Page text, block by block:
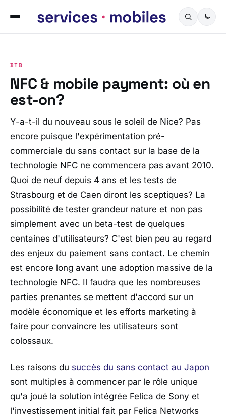
BTB
NFC & mobile payment: où en
est-on?
Y-a-t-il du nouveau sous le soleil de Nice? Pas
encore puisque l'expérimentation pré-
commerciale du sans contact sur la base de la
technologie NFC ne commencera pas avant 2010.
Quoi de neuf depuis 4 ans et les tests de
Strasbourg et de Caen diront les sceptiques? La
possibilité de tester grandeur nature et non pas
simplement avec un beta-test de quelques
centaines d'utilisateurs? C'est bien peu au regard
des enjeux du paiement sans contact. Le chemin
est encore long avant une adoption massive de la
technologie NFC. Il faudra que les nombreuses
parties prenantes se mettent d'accord sur un
modèle économique et les efforts marketing à
faire pour convaincre les utilisateurs sont
colossaux.
Les raisons du succès du sans contact au Japon
sont multiples à commencer par le rôle unique
qu'a joué la solution intégrée Felica de Sony et
l'investissement initial fait par Felica Networks